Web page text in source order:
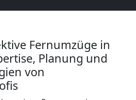
Fernumzüge in
Planung und
von